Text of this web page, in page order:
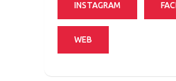
INSTAGRAM
WEB